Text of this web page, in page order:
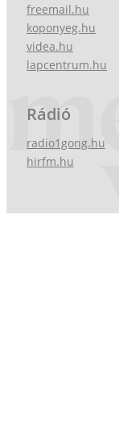
freemail.hu
koponyeg.hu
videa.hu
lapcentrum.hu
Rádió
radio1gong.hu
hirfm.hu